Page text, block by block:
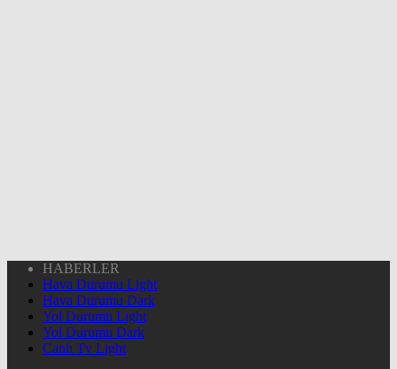
HABERLER
Hava Durumu Light
Hava Durumu Dark
Yol Durumu Light
Yol Durumu Dark
Canlı Tv Light